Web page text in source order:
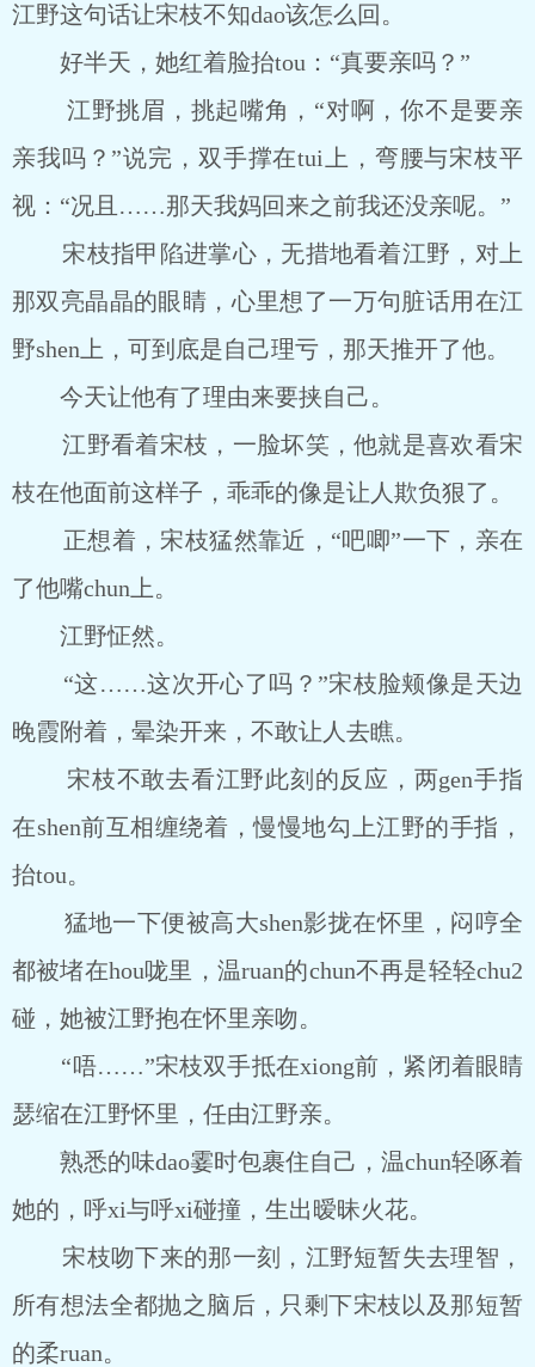
江野这句话让宋枝不知dao该怎么回。
好半天，她红着脸抬tou：“真要亲吗？”
江野挑眉，挑起嘴角，“对啊，你不是要亲
亲我吗？”说完，双手撑在tui上，弯腰与宋枝平
视：“况且……那天我妈回来之前我还没亲呢。”
宋枝指甲陷进掌心，无措地看着江野，对上
那双亮晶晶的眼睛，心里想了一万句脏话用在江
野shen上，可到底是自己理亏，那天推开了他。
今天让他有了理由来要挟自己。
江野看着宋枝，一脸坏笑，他就是喜欢看宋
枝在他面前这样子，乖乖的像是让人欺负狠了。
正想着，宋枝猛然靠近，“吧唧”一下，亲在
了他嘴chun上。
江野怔然。
“这……这次开心了吗？”宋枝脸颊像是天边
晚霞附着，晕染开来，不敢让人去瞧。
宋枝不敢去看江野此刻的反应，两gen手指
在shen前互相缠绕着，慢慢地勾上江野的手指，
抬tou。
猛地一下便被高大shen影拢在怀里，闷哼全
都被堵在hou咙里，温ruan的chun不再是轻轻chu2
碰，她被江野抱在怀里亲吻。
“唔……”宋枝双手抵在xiong前，紧闭着眼睛
瑟缩在江野怀里，任由江野亲。
熟悉的味dao霎时包裹住自己，温chun轻啄着
她的，呼xi与呼xi碰撞，生出暧昧火花。
宋枝吻下来的那一刻，江野短暂失去理智，
所有想法全都抛之脑后，只剩下宋枝以及那短暂
的柔ruan。